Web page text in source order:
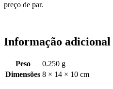
preço de par.
Informação adicional
Peso
0.250 g
Dimensões 8 × 14 × 10 cm